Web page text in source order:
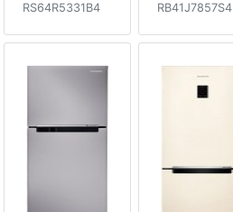
RS64R5331B4 RB41J7857S4